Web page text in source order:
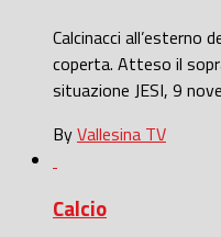
Calcinacci
coperta. Atteso il
situazione JESI, 9
ByVallesina TV
Calcio